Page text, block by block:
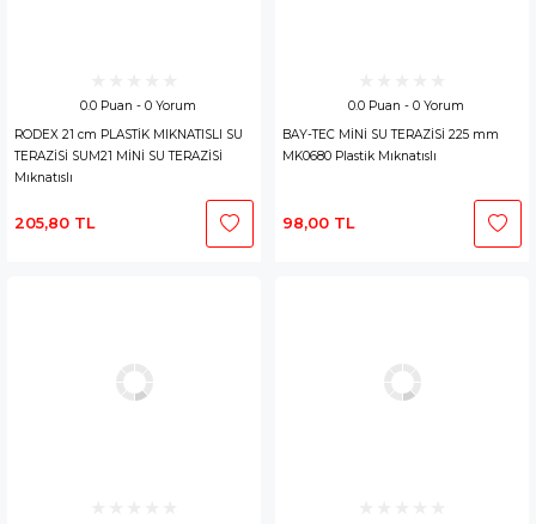
0.0 Puan - 0 Yorum
RODEX 21 cm PLASTİK MIKNATISLI SU
TERAZİSİ SUM21 MİNİ SU TERAZİSİ
Mıknatıslı
205,80 TL
0.0 Puan - 0 Yorum
BAY-TEC MİNİ SU TERAZİSİ 225 mm
MK0680 Plastik Mıknatıslı
98,00 TL